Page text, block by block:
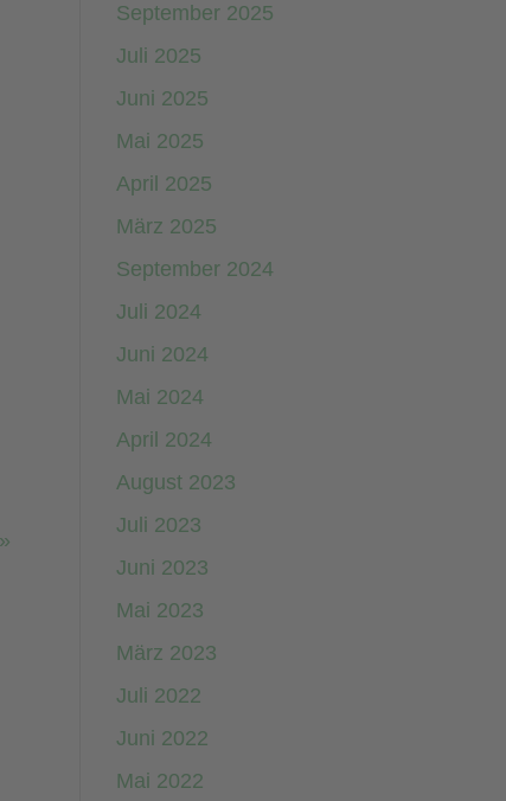
September 2025
Juli 2025
Juni 2025
Mai 2025
April 2025
März 2025
September 2024
Juli 2024
Juni 2024
Mai 2024
April 2024
August 2023
Juli 2023
Juni 2023
Mai 2023
März 2023
Juli 2022
Juni 2022
Mai 2022